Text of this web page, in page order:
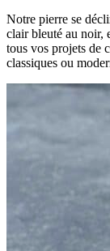
Notre pierre se
clair bleuté au noir,
tous vos projets de
classiques ou